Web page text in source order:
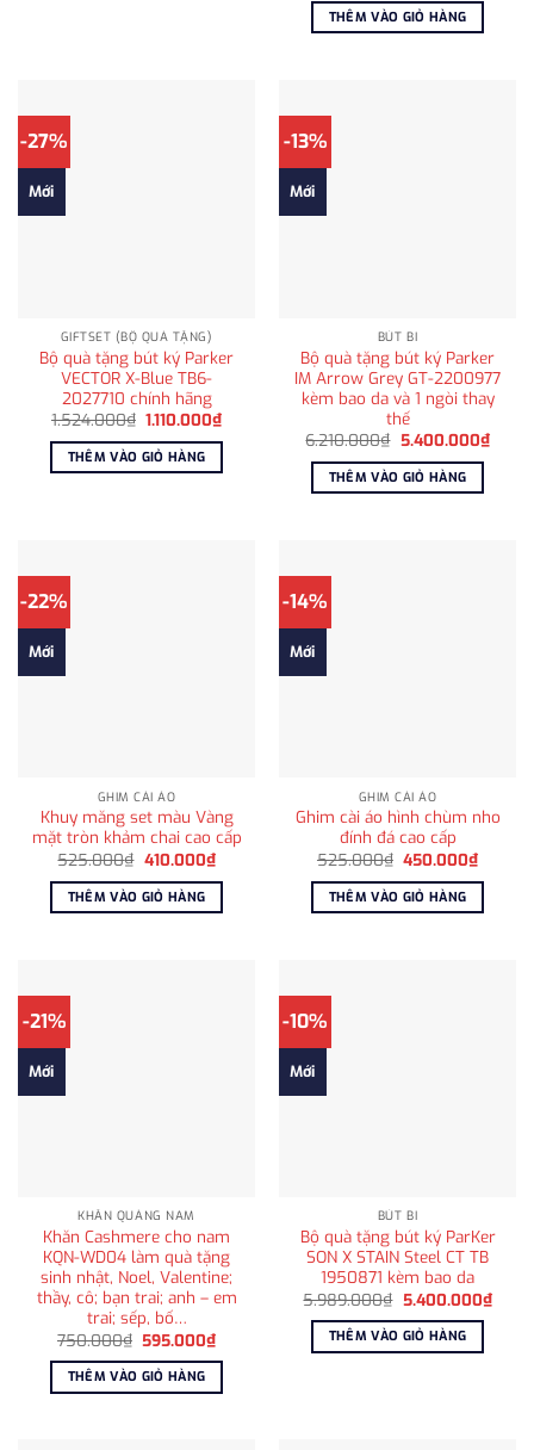
là:
750.000₫.
tại
THÊM VÀO GIỎ HÀNG
-27%
Mới
GIFTSET (BỘ QUÀ TẶNG)
Bộ quà tặng bút ký Parker
VECTOR X-Blue TB6-
2027710 chính hãng
1.524.000₫ Giá
là:
1.524.000₫.
1.110.000₫Giá
hiện
1.110.000₫.
THÊM VÀO GIỎ HÀNG
-13%
Mới
BÚT BI
Bộ quà tặng bút ký Parker
IM Arrow Grey GT-2200977
kèm bao da và 1 ngòi thay
thế
6.210.000₫ Giá
là:
6.210.000₫.
5.400.000₫Giá
hiện
THÊM VÀO GIỎ HÀNG
-22%
Mới
GHIM CÀI ÁO
Khuy măng set màu Vàng
mặt tròn khảm chai cao cấp
525.000₫ Giá
là:
525.000₫.
410.000₫Giá
hiện
tại
410.000₫.
THÊM VÀO GIỎ HÀNG
-14%
Mới
GHIM CÀI ÁO
Ghim cài áo hình chùm nho
đính đá cao cấp
525.000₫ Giá
là:
525.000₫.
450.000₫Giá
hiện
tại
THÊM VÀO GIỎ HÀNG
-21%
Mới
KHĂN QUÀNG NAM
Khăn Cashmere cho nam
KQN-WD04 làm quà tặng
sinh nhật, Noel, Valentine;
thầy, cô; bạn trai; anh – em
trai; sếp, bố…
750.000₫ Giá
là:
750.000₫.
595.000₫Giá
hiện
tại
595.000₫.
THÊM VÀO GIỎ HÀNG
-10%
Mới
BÚT BI
Bộ quà tặng bút ký ParKer
SON X STAIN Steel CT TB
1950871 kèm bao da
5.989.000₫ Giá
là:
5.989.000₫.
5.400.000₫Giá
hiện
THÊM VÀO GIỎ HÀNG